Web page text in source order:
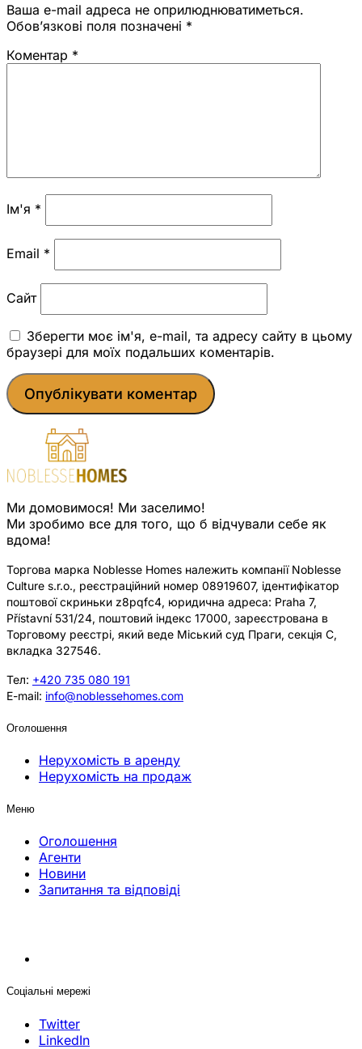
Ваша e-mail адреса не оприлюднюватиметься.
Обов’язкові поля позначені *
Коментар *
Ім'я *
Email *
Сайт
Зберегти моє ім'я, e-mail, та адресу сайту в цьому
браузері для моїх подальших коментарів.
Ми домовимося! Ми заселимо!
Ми зробимо все для того, що б відчували себе як
вдома!
Торгова марка Noblesse Homes належить компанії Noblesse
Culture s.r.o., реєстраційний номер 08919607, ідентифікатор
поштової скриньки z8pqfc4, юридична адреса: Praha 7,
Přístavní 531/24, поштовий індекс 17000, зареєстрована в
Торговому реєстрі, який веде Міський суд Праги, секція C,
вкладка 327546.
Тел: +420 735 080 191
E-mail: info@noblessehomes.com
Оголошення
Нерухомість в аренду
Нерухомість на продаж
Меню
Оголошення
Агенти
Новини
Запитання та відповіді
Соціальні мережі
Twitter
LinkedIn